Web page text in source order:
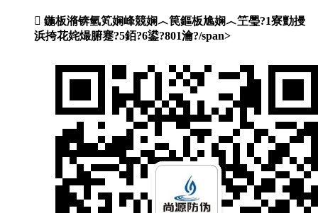
鍦板潃锛氫笂娴峰競娴︿笢鏂板尯娴︿笁璺?1寮勯摱
浜挎花姹熶腑蹇?5銆?6鍙?801瀹?/span>